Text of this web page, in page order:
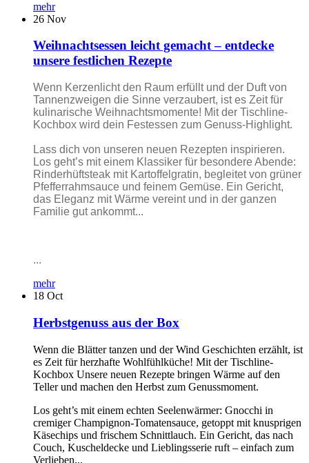
mehr
26 Nov
Weihnachtsessen leicht gemacht – entdecke
unsere festlichen Rezepte
Wenn Kerzenlicht den Raum erfüllt und der Duft von
Tannenzweigen die Sinne verzaubert, ist es Zeit für
kulinarische Weihnachtsmomente! Mit der Tischline-
Kochbox wird dein Festessen zum Genuss-Highlight.
Lass dich von unseren neuen Rezepten inspirieren.
Los geht’s mit einem Klassiker für besondere Abende:
Rinderhüftsteak mit Kartoffelgratin, begleitet von grüner
Pfefferrahmsauce und feinem Gemüse. Ein Gericht,
das Eleganz mit Wärme vereint und in der ganzen
Familie gut ankommt...
...
mehr
18 Oct
Herbstgenuss aus der Box
Wenn die Blätter tanzen und der Wind Geschichten erzählt, ist
es Zeit für herzhafte Wohlfühlküche! Mit der Tischline-
Kochbox Unsere neuen Rezepte bringen Wärme auf den
Teller und machen den Herbst zum Genussmoment.
Los geht’s mit einem echten Seelenwärmer: Gnocchi in
cremiger Champignon-Tomatensauce, getoppt mit knusprigen
Käsechips und frischem Schnittlauch. Ein Gericht, das nach
Couch, Kuscheldecke und Lieblingsserie ruft – einfach zum
Verlieben...